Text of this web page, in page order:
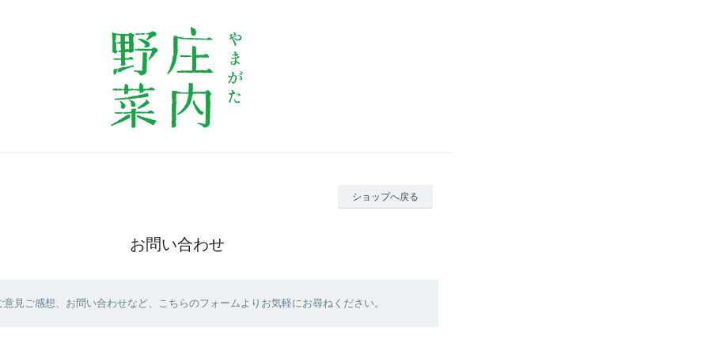
ショップへ戻る
お問い合わせ
見ご感想、お問い合わせなど、こちらのフォームよりお気軽にお尋ねください。